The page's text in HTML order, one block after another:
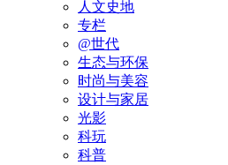
人文史地
专栏
@世代
生态与环保
时尚与美容
设计与家居
光影
科玩
科普